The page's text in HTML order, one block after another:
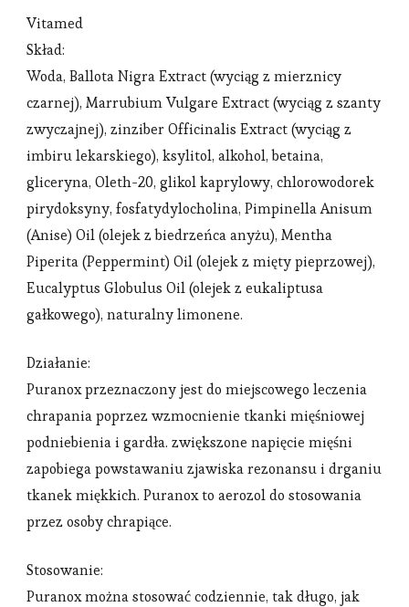
Vitamed
Skład:
Woda, Ballota Nigra Extract (wyciąg z mierznicy
czarnej), Marrubium Vulgare Extract (wyciąg z szanty
zwyczajnej), zinziber Officinalis Extract (wyciąg z
imbiru lekarskiego), ksylitol, alkohol, betaina,
gliceryna, Oleth-20, glikol kaprylowy, chlorowodorek
pirydoksyny, fosfatydylocholina, Pimpinella Anisum
(Anise) Oil (olejek z biedrzeńca anyżu), Mentha
Piperita (Peppermint) Oil (olejek z mięty pieprzowej),
Eucalyptus Globulus Oil (olejek z eukaliptusa
gałkowego), naturalny limonene.
Działanie:
Puranox przeznaczony jest do miejscowego leczenia
chrapania poprzez wzmocnienie tkanki mięśniowej
podniebienia i gardła. zwiększone napięcie mięśni
zapobiega powstawaniu zjawiska rezonansu i drganiu
tkanek miękkich. Puranox to aerozol do stosowania
przez osoby chrapiące.
Stosowanie:
Puranox można stosować codziennie, tak długo, jak